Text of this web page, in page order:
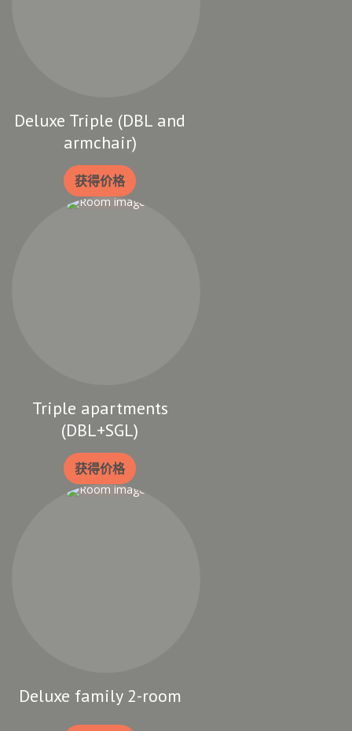
Deluxe Triple (DBL and
armchair)
获得价格
Triple apartments
(DBL+SGL)
获得价格
Deluxe family 2-room